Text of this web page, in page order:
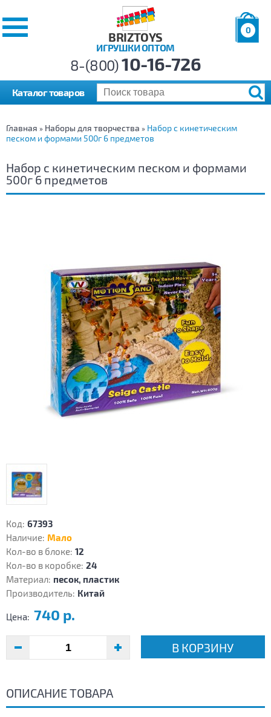
BRIZTOYS
ИГРУШКИ ОПТОМ
0
р.
8-(800)10-16-726
Каталог товаров
Главная » Наборы для творчества » Набор с кинетическим
песком и формами 500г 6 предметов
Набор с кинетическим песком и формами
500г 6 предметов
Код: 67393
Наличие: Мало
Кол-во в блоке: 12
Кол-во в коробке: 24
Материал: песок, пластик
Производитель: Китай
Цена: 740 р.
В КОРЗИНУ
ОПИСАНИЕ ТОВАРА